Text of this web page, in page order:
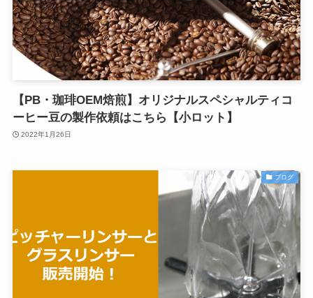
【PB・珈琲OEM焙煎】オリジナルスペシャルティコ
ーヒー豆の製作依頼はこちら【小ロット】
2022年1月26日
ブログ